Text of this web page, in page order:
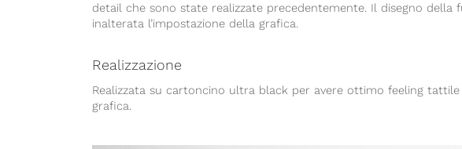
detail che sono state realizzate precedentemente. Il disegno della
inalterata l’impostazione della grafica.
Realizzazione
Realizzata su cartoncino ultra black per avere ottimo feeling
grafica.